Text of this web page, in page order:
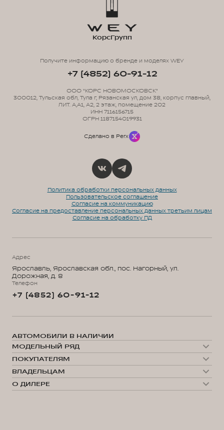
Политика обработки персональных данных
Пользовательское соглашение
Согласие на коммуникацию
Согласие на предоставление персональных данных третьим лицам
Согласие на обработку ПД
КорсГрупп
Получите информацию о бренде и моделях WEY
+7 (4852) 60-91-12
ООО "КОРС НОВОМОСКОВСК"
300012, Тульская обл, Тула г, Рязанская ул, дом 38, корпус главный,
ЛИТ. А,А1, А2, 2 этаж, помещение 202
ИНН 7116156715
ОГРН 1187154019931
Сделано в Perx
Адрес
Ярославль, Ярославская обл., пос. Нагорный, ул.
Дорожная, д. 8
Телефон
+7 (4852) 60-91-12
АВТОМОБИЛИ В НАЛИЧИИ
МОДЕЛЬНЫЙ РЯД
WEY 05
WEY 07
WEY 80 Премиум
WEY 80 Премиум Лаундж
ПОКУПАТЕЛЯМ
Модельный ряд
WEY 05
WEY 07
WEY 80
ВЛАДЕЛЬЦАМ
Сервис
Запись на сервис
О ДИЛЕРЕ